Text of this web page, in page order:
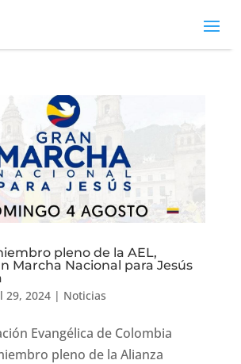
pleno de la AEL,
Marcha Nacional para Jesús
29, 2024| Noticias
Evangélica de Colombia
pleno de la Alianza